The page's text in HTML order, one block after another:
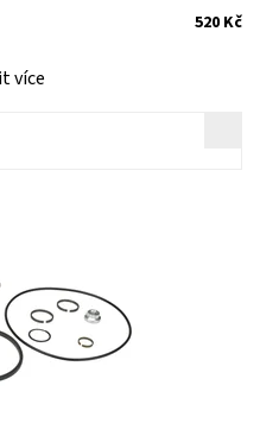
520 Kč
více